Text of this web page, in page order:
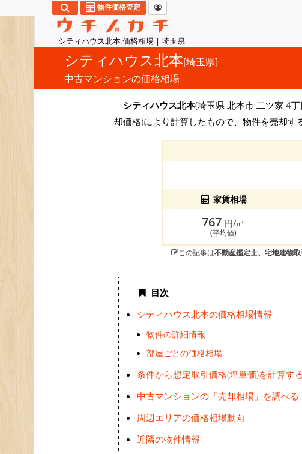
シティハウス北本 価格相場 | 埼玉県
物件価格査定
シティハウス北本[埼玉県]
中古マンションの価格相場
シティハウス北本(埼玉県 北本市 二ツ家 4
却価格)により計算したもので、物件を売却す
家賃相場
767 円/㎡
(平均値)
この記事は不動産鑑定士、宅地建物
目次
シティハウス北本の価格相場情報
物件の詳細情報
部屋ごとの価格相場
条件から想定取引価格(坪単価)を計算する
中古マンションの「売却相場」を調べる
周辺エリアの価格相場動向
近隣の物件情報